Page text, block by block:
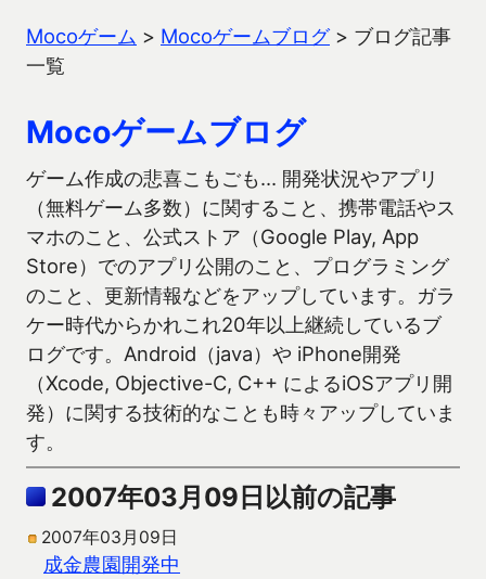
Mocoゲーム > Mocoゲームブログ> ブログ記事
一覧
Mocoゲームブログ
ゲーム作成の悲喜こもごも… 開発状況やアプリ
（無料ゲーム多数）に関すること、携帯電話やス
マホのこと、公式ストア（Google Play, App
Store）でのアプリ公開のこと、プログラミング
のこと、更新情報などをアップしています。ガラ
ケー時代からかれこれ20年以上継続しているブ
ログです。Android（java）や iPhone開発
（Xcode, Objective-C, C++ によるiOSアプリ開
発）に関する技術的なことも時々アップしていま
す。
2007年03月09日以前の記事
2007年03月09日
成金農園開発中